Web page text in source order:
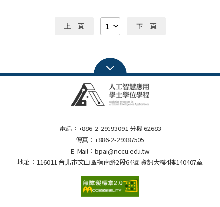
心)、資訊學院、人工智慧應用學士學位學程(AI學程) 、資
&AI期末發表：https://reurl.cc/qG5yb0 2024
Innofest@ICI：https://reurl.cc/xN9d2E 2024
Innofest：https://reurl.cc/EbRMaR
再創新高。自2023年起辦理的Innofest聯展，今年首度擴
大為校級舉辦，匯聚全校各領域課程的AI跨域創意，成為
Innofest不僅連結國內學子，更讓國際生共同探索社會科
學與AI的交集。他特別感謝產業界的大力支持與積極參
與，強調企業專家現場觀摩與指導學生作品，將為學子帶
來最真實、最具價值的專案式學習體驗，有效縮短學術理
論與產業實務間的距離。 中央大學副校長陳文逸強調，AI
人文思維，以創造真正有價值的AI應用。此次活動展現文
法商領域也具備跨足AI的能力，政大AI中心主任暨資訊學
院院長劉吉軒表示，很高興能提供匯聚不同學院學習成果
的平臺，期待學生成果能獲得政府及業界的關注。 產官學
政府也以資金和實務經驗協力AI發展。國科會科技辦公室
副執行秘書邱維辰則強調，AI應與人類社會共存，學生應
上一頁 下一頁
電話：+886-2-29393091 分機 62683
傳真：+886-2-29387505
E-Mail：bpai@nccu.edu.tw
地址：116011 台北市文山區指南路2段64號 資訊大樓4樓140407室